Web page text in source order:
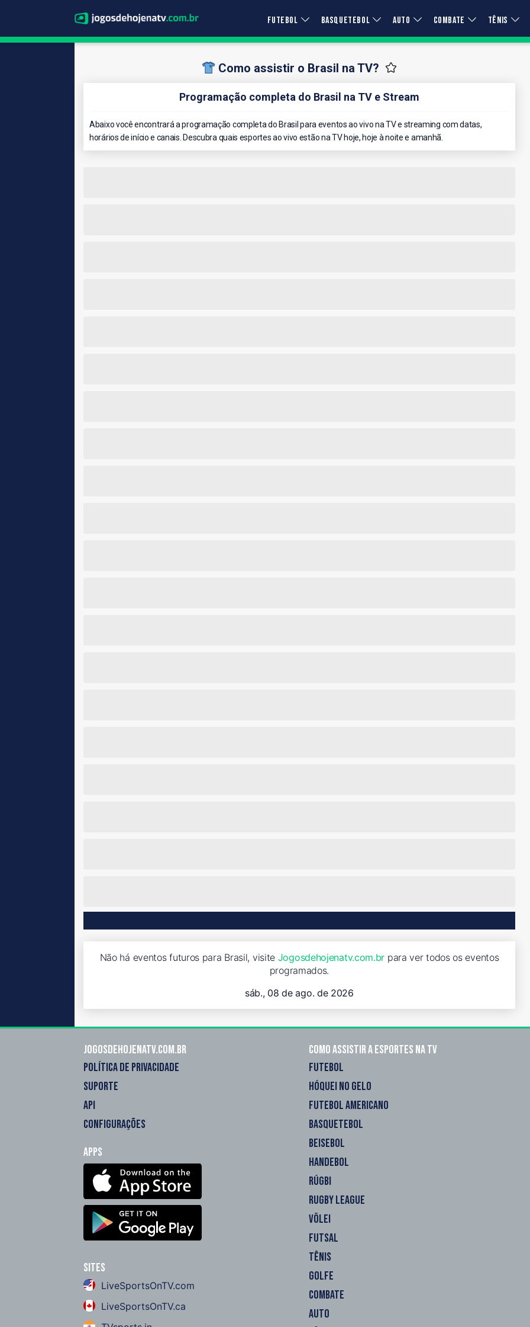
FUTEBOL BASQUETEBOL AUTO COMBATE TÊNIS
Como assistir o Brasil na TV?
Programação completa do Brasil na TV e Stream
Abaixo você encontrará a programação completa do Brasil para eventos ao vivo na TV e streaming com datas,
horários de início e canais. Descubra quais esportes ao vivo estão na TV hoje, hoje à noite e amanhã.
Não há eventos futuros para Brasil, visite Jogosdehojenatv.com.br para ver todos os eventos
programados.
sáb., 08 de ago. de 2026
Jogosdehojenatv.com.br
POLÍTICA DE PRIVACIDADE
SUPORTE
API
CONFIGURAÇÕES
Apps
Sites
LiveSportsOnTV.com
LiveSportsOnTV.ca
Como assistir a esportes na TV
FUTEBOL
HÓQUEI NO GELO
FUTEBOL AMERICANO
BASQUETEBOL
BEISEBOL
HANDEBOL
RÚGBI
RUGBY LEAGUE
VÔLEI
FUTSAL
TÊNIS
GOLFE
COMBATE
AUTO